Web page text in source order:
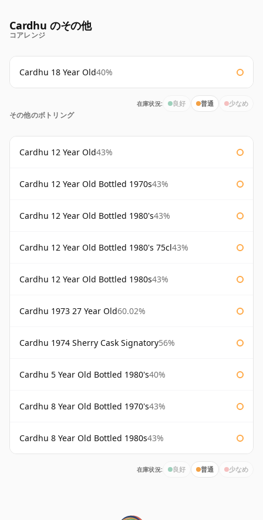
Cardhu のその他
コアレンジ
Cardhu 18 Year Old40%
在庫状況: 良好 普通 少なめ
その他のボトリング
Cardhu 12 Year Old43%
Cardhu 12 Year Old Bottled 1970s43%
Cardhu 12 Year Old Bottled 1980's43%
Cardhu 12 Year Old Bottled 1980's 75cl43%
Cardhu 12 Year Old Bottled 1980s43%
Cardhu 1973 27 Year Old60.02%
Cardhu 1974 Sherry Cask Signatory56%
Cardhu 5 Year Old Bottled 1980's40%
Cardhu 8 Year Old Bottled 1970's43%
Cardhu 8 Year Old Bottled 1980s43%
在庫状況: 良好 普通 少なめ